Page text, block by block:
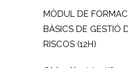
MÒDUL DE
BÀSICS DE GESTIÓ
RISCOS (12H)